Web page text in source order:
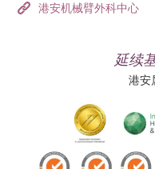
港安机械臂外科中心
延续
港安